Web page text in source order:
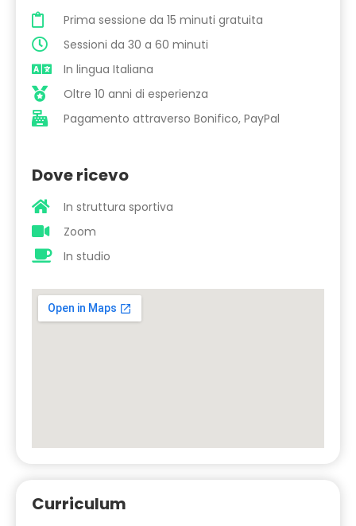
Prima sessione da 15 minuti gratuita
Sessioni da 30 a 60 minuti
In lingua Italiana
Oltre 10 anni di esperienza
Pagamento attraverso Bonifico, PayPal
Dove ricevo
In struttura sportiva
Zoom
In studio
Curriculum